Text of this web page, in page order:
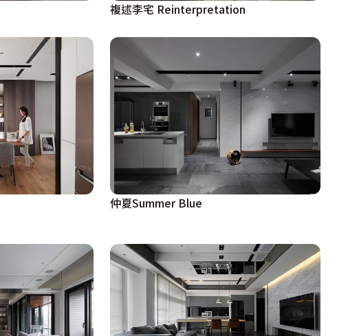
複述李宅 Reinterpretation
仲夏Summer Blue